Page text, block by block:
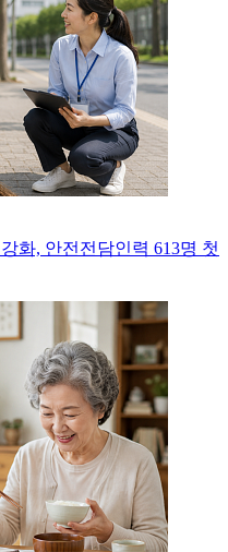
화, 안전전담인력 613명 첫